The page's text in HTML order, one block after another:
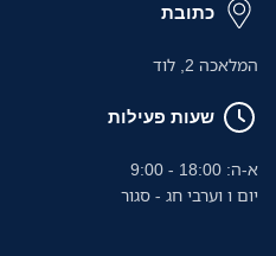
כתובת
המלאכה 2, לוד
שעות פעילות
א-ה: 18:00 - 9:00
יום ו וערבי חג - סגור